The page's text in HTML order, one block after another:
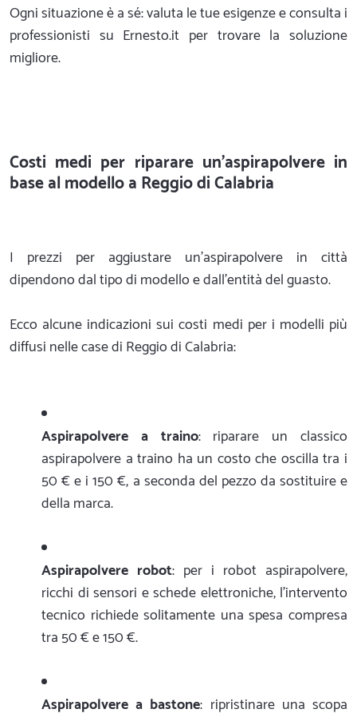
Ogni situazione è a sé: valuta le tue esigenze e consulta i
professionisti su Ernesto.it per trovare la soluzione
migliore.
Costi medi per riparare un'aspirapolvere in
base al modello a Reggio di Calabria
I prezzi per aggiustare un'aspirapolvere in città
dipendono dal tipo di modello e dall'entità del guasto.
Ecco alcune indicazioni sui costi medi per i modelli più
diffusi nelle case di Reggio di Calabria:
Aspirapolvere a traino: riparare un classico
aspirapolvere a traino ha un costo che oscilla tra i
50 € e i 150 €, a seconda del pezzo da sostituire e
della marca.
Aspirapolvere robot: per i robot aspirapolvere,
ricchi di sensori e schede elettroniche, l'intervento
tecnico richiede solitamente una spesa compresa
tra 50 € e 150 €.
Aspirapolvere a bastone: ripristinare una scopa